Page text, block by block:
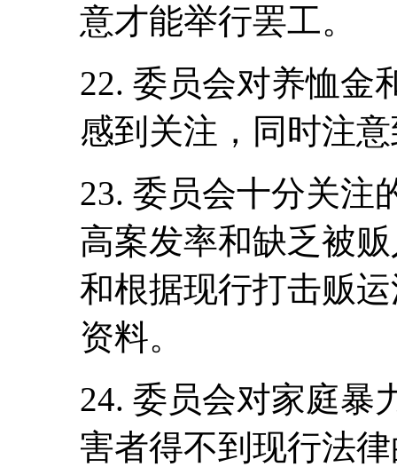
意才能举行罢工。
22. 委员会对养恤金
感到关注，同时注
23. 委员会十分关注
高案发率和缺乏被
和根据现行打击贩
资料。
24. 委员会对家庭暴
害者得不到现行法